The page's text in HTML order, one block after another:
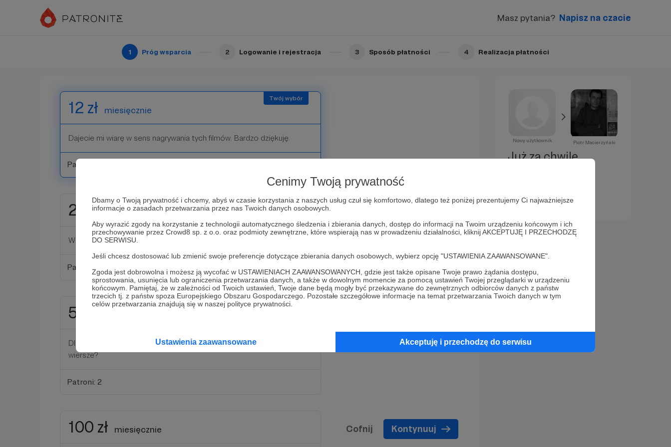
Cenimy Twoją prywatność
Dbamy o Twoją prywatność i chcemy, abyś w czasie korzystania z naszych usług czuł się komfortowo, dlatego też poniżej prezentujemy Ci najważniejsze
informacje o zasadach przetwarzania przez nas Twoich danych osobowych.
Aby wyrazić zgody na korzystanie z technologii automatycznego śledzenia i zbierania danych, dostęp do informacji na Twoim urządzeniu końcowym i ich
przechowywanie przez Crowd8 sp. z o.o. oraz podmioty zewnętrzne, które wspierają nas w prowadzeniu działalności, kliknij AKCEPTUJĘ I PRZECHODZĘ
DO SERWISU.
Jeśli chcesz dostosować lub zmienić swoje preferencje dotyczące zbierania danych osobowych, wybierz opcję "USTAWIENIA ZAAWANSOWANE".
Zgoda jest dobrowolna i możesz ją wycofać w USTAWIENIACH ZAAWANSOWANYCH, gdzie jest także opisane Twoje prawo żądania dostępu,
sprostowania, usunięcia lub ograniczenia przetwarzania danych, a także w dowolnym momencie za pomocą ustawień Twojej przeglądarki w urządzeniu
końcowym. Pamiętaj, że w zależności od Twoich ustawień, Twoje dane będą mogły być przekazywane do zewnętrznych odbiorców danych z państw
trzecich tj. z państw spoza Europejskiego Obszaru Gospodarczego. Pozostałe szczegółowe informacje na temat przetwarzania Twoich danych w tym
celów przetwarzania znajdują się w naszej polityce prywatności.
Ustawienia zaawansowane Akceptuję i przechodzę do serwisu
Masz pytania? Napisz na czacie
1 Próg wsparcia 2 Logowanie i rejestracja 3 Sposób płatności 4 Realizacja płatności
Na rozwój kanału na YouTube. To dzięki Wam powstają filmy i klipy z
12 zł miesięcznie
Dajecie mi wiarę w sens nagrywania tych filmów. Bardzo dziękuję.
Patroni: 1
20 zł miesięcznie
Wspieram, bo cenię, nawet jeśli któryś wiersz mi się nie spodobał.
Patroni: 13
50 zł
Dla zamożnych fanów, którzy mają gest, ale czy bogaci czytają
wiersze?
Patroni: 2
100 zł miesięcznie Cofnij Kontynuuj
Nowy użytkownik Piotr Macierzyński
Już za chwilę